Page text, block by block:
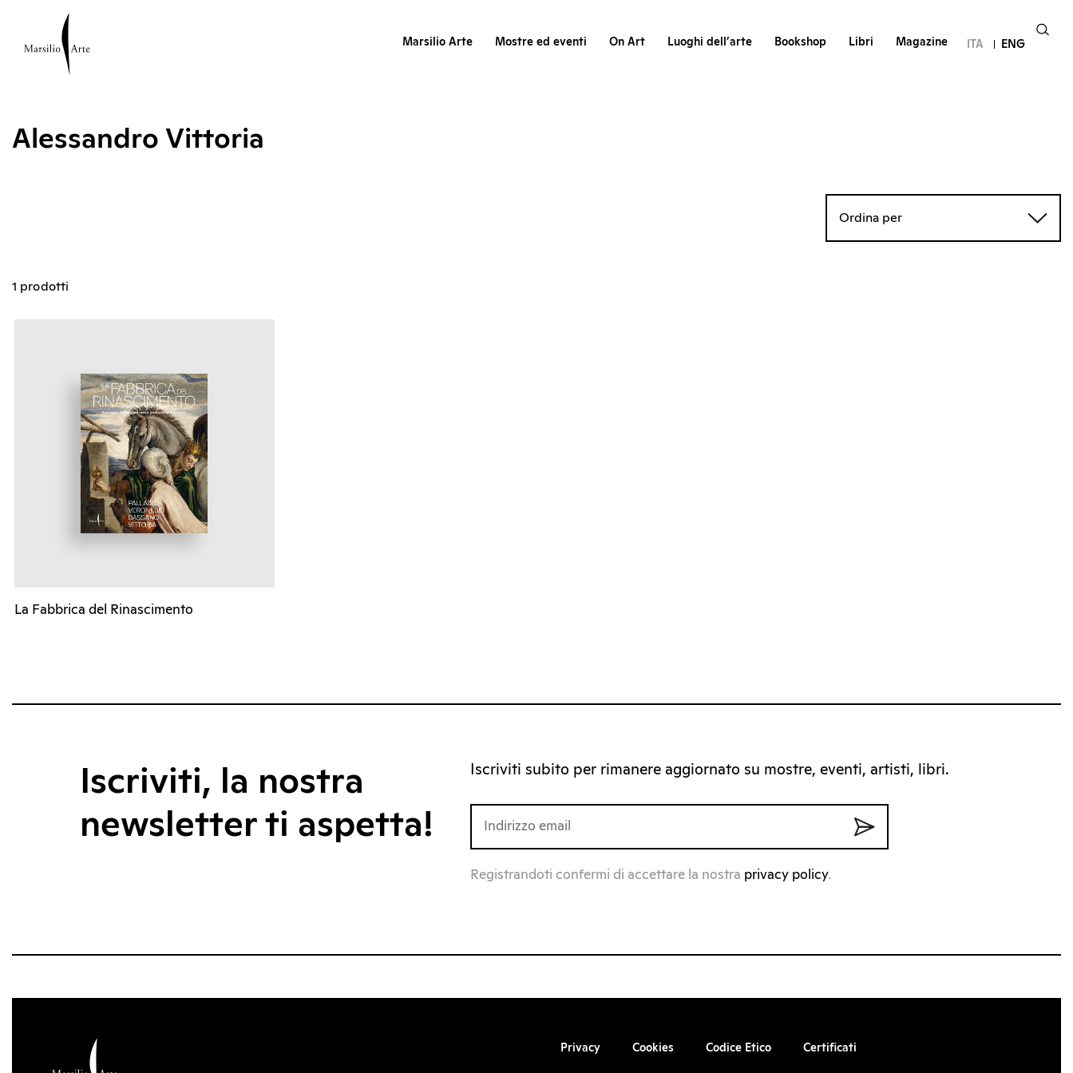
Marsilio Arte Mostre ed eventi On Art Luoghi dell’arte Bookshop Libri Magazine ITA ENG
Alessandro Vittoria
Ordina per
1 prodotti
La Fabbrica del Rinascimento
Iscriviti, la nostra
newsletter ti aspetta!
Iscriviti subito per rimanere aggiornato su mostre, eventi, artisti, libri.
Registrandoti confermi di accettare la nostra privacy policy.
Privacy Cookies Codice Etico Certificati